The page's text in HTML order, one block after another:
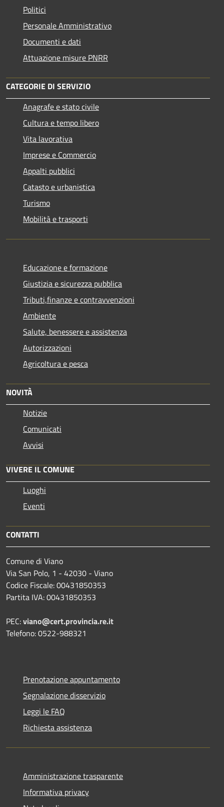
Politici
Personale Amministrativo
Documenti e dati
Attuazione misure PNRR
CATEGORIE DI SERVIZIO
Anagrafe e stato civile
Cultura e tempo libero
Vita lavorativa
Imprese e Commercio
Appalti pubblici
Catasto e urbanistica
Turismo
Mobilità e trasporti
Educazione e formazione
Giustizia e sicurezza pubblica
Tributi,finanze e contravvenzioni
Ambiente
Salute, benessere e assistenza
Autorizzazioni
Agricoltura e pesca
NOVITÀ
Notizie
Comunicati
Avvisi
VIVERE IL COMUNE
Luoghi
Eventi
CONTATTI
Comune di Viano
Via San Polo, 1 - 42030 - Viano
Codice Fiscale: 00431850353
Partita IVA: 00431850353
PEC:viano@cert.provincia.re.it
Telefono: 0522-988321
Prenotazione appuntamento
Segnalazione disservizio
Leggi le FAQ
Richiesta assistenza
Amministrazione trasparente
Informativa privacy